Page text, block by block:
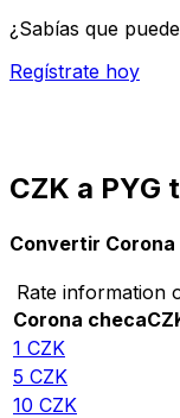
¿Sabías que
Regístrate hoy
CZK a PYG
Convertir
Rate information
Corona checa
1 CZK
5 CZK
10 CZK